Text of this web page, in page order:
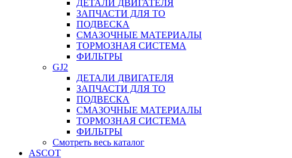
ДЕТАЛИ ДВИГАТЕЛЯ
ЗАПЧАСТИ ДЛЯ ТО
ПОДВЕСКА
СМАЗОЧНЫЕ МАТЕРИАЛЫ
ТОРМОЗНАЯ СИСТЕМА
ФИЛЬТРЫ
GJ2
ДЕТАЛИ ДВИГАТЕЛЯ
ЗАПЧАСТИ ДЛЯ ТО
ПОДВЕСКА
СМАЗОЧНЫЕ МАТЕРИАЛЫ
ТОРМОЗНАЯ СИСТЕМА
ФИЛЬТРЫ
Смотреть весь каталог
ASCOT